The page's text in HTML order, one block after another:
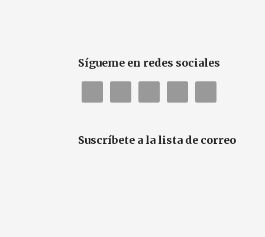
Sígueme en redes sociales
Suscríbete a la lista de correo